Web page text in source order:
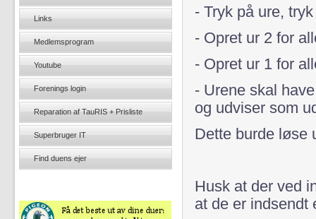
- Tryk på ure,
- Opret ur 2 for
- Opret ur 1 for
- Urene skal
og udviser som
Dette burde løse
Husk at der ved
at de er indsendt
Links
Medlemsprogram
Youtube
Forenings login
Reparation af TauRIS + Prisliste
Superbruger IT
Find duens ejer